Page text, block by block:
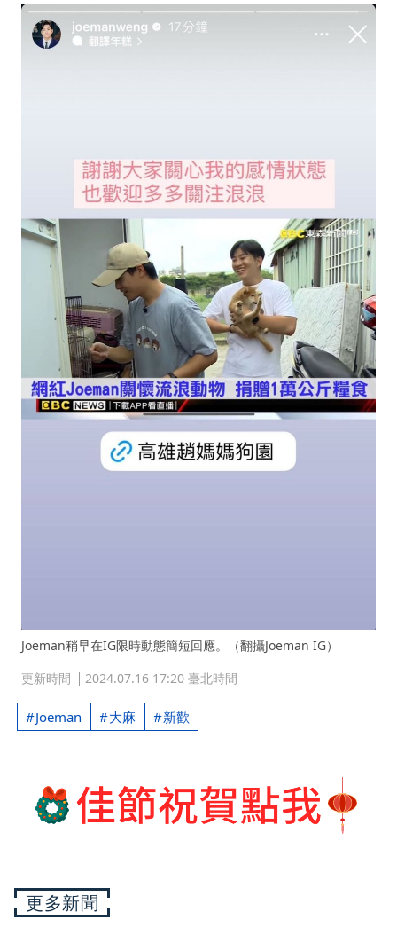
Joeman稍早在IG限時動態簡短回應。（翻攝Joeman IG）
更新時間
2024.07.16 17:20 臺北時間
Joeman 大麻 新歡
更多新聞